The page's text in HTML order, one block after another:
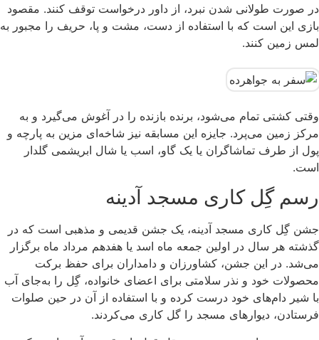
در صورت طولانی شدن نبرد، از داور درخواست توقف کنند. مقصود
بازی این است که با استفاده از دست، مشت و پا، حریف را مجبور به
لمس زمین کنند.
وقتی کشتی تمام می‌شود، برنده بازنده را در آغوش می‌گیرد و به
مرکز زمین می‌پرد. جایزه این مسابقه نیز شاخه‌ای مزین به پارچه و
پول از طرف تماشاگران یا یک گاو، اسب یا شال ابریشمی گلدار
است.
رسم گِل کاری مسجد آدینه
جشن گِل کاری مسجد آدینه، یک جشن قدیمی و مذهبی است که در
گذشته هر سال در اولین جمعه ماه اسد یا هفدهم مرداد ماه برگزار
می‌شد. در این جشن، کشاورزان و دامداران برای حفظ برکت
محصولات خود و نذر سلامتی برای اعضای خانواده، گِل را به‌جای آب
با شیر دام‌های خود درست کرده و با استفاده از آن در حین صلوات
فرستادن، دیوارهای مسجد را گل کاری می‌کردند.